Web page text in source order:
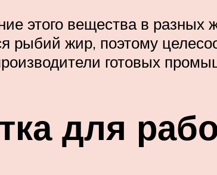
этого вещества в разных
рыбий жир, поэтому
готовых
для